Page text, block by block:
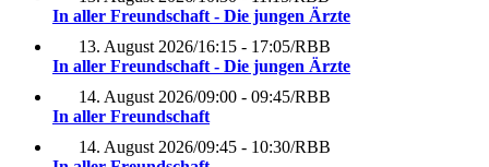
In aller Freundschaft - Die jungen Ärzte
13. August 2026/16:15 - 17:05/RBB
In aller Freundschaft - Die jungen Ärzte
14. August 2026/09:00 - 09:45/RBB
In aller Freundschaft
14. August 2026/09:45 - 10:30/RBB